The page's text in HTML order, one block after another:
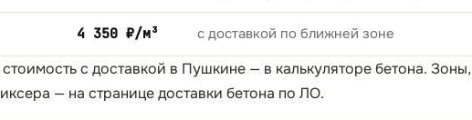
4 350 ₽/м³ с доставкой по ближней зоне
с доставкой в Пушкине — в калькуляторе бетона.
— на страницедоставки бетона по ЛО.